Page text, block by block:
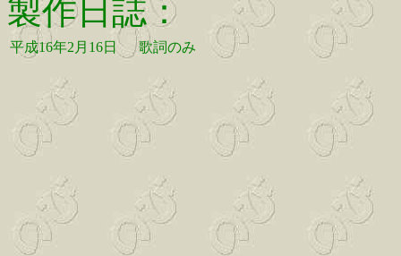
製作日誌：
平成16年2月16日 歌詞のみ